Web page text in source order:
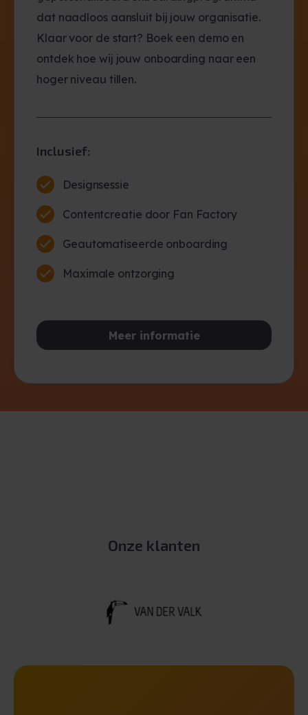
dat naadloos aansluit bij jouw organisatie.
Klaar voor de start? Boek een demo en
ontdek hoe wij jouw onboarding naar een
hoger niveau tillen.
Inclusief:
Designsessie
Contentcreatie door Fan Factory
Geautomatiseerde onboarding
Maximale ontzorging
Meer informatie
Onze klanten